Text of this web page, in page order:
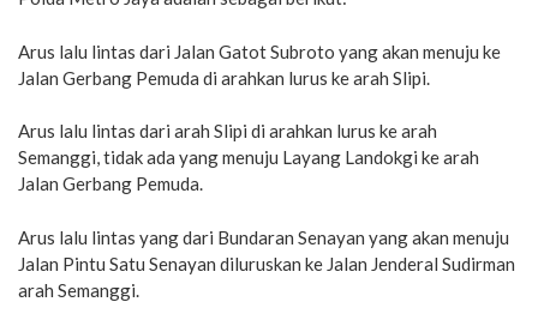
Arus lalu lintas dari Jalan Gatot Subroto yang akan menuju ke
Jalan Gerbang Pemuda di arahkan lurus ke arah Slipi.
Arus lalu lintas dari arah Slipi di arahkan lurus ke arah
Semanggi, tidak ada yang menuju Layang Landokgi ke arah
Jalan Gerbang Pemuda.
Arus lalu lintas yang dari Bundaran Senayan yang akan menuju
Jalan Pintu Satu Senayan diluruskan ke Jalan Jenderal Sudirman
arah Semanggi.